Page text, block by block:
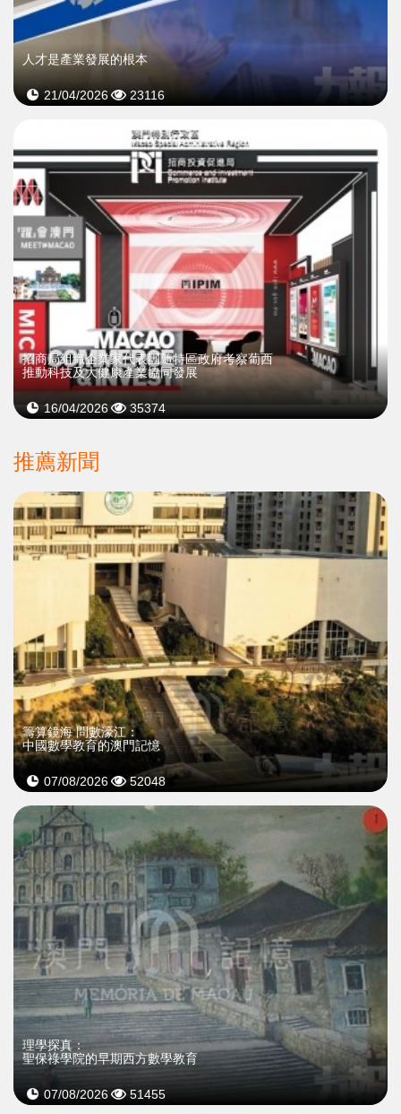
人才是產業發展的根本
21/04/2026 23116
招商局組織企業家代表團隨特區政府考察葡西
推動科技及大健康產業協同發展
16/04/2026 35374
推薦新聞
籌算鏡海 問數濠江：
中國數學教育的澳門記憶
07/08/2026 52048
理學探真：
聖保祿學院的早期西方數學教育
07/08/2026 51455